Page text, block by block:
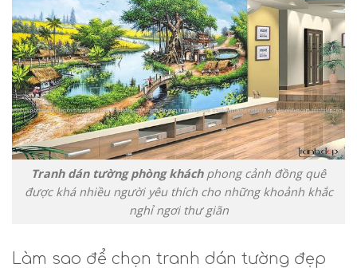
Tranh dán tường phòng kháchphong cảnh đồng quê
được khá nhiều người yêu thích cho những khoảnh khắc
nghỉ ngơi thư giãn
Làm sao để chọn tranh dán tường đẹp